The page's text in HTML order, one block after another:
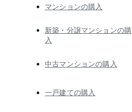
マンションの購入
新築・分譲マンションの購
入
中古マンションの購入
一戸建ての購入